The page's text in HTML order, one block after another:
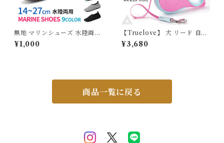
無地 マリンシューズ 水陸両用
14〜27cm レディース メンズ
キッズ 子供用 室内シューズ ビ
遊び 川 釣り メッシュ 介護 介
¥1,000
【Truelove】 犬 リード 自動
リード 伸縮リード ショルダー
リード ハンズフリー テープ型
巻き 小型犬 中型犬 可愛い 斬
¥3,680
商品一覧に戻る